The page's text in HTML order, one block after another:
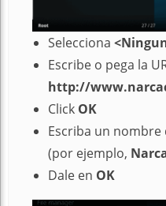
Selecciona
Escribe o pega la
http://
Click OK
Escriba un nombre
(por ejemplo,
Dale en OK